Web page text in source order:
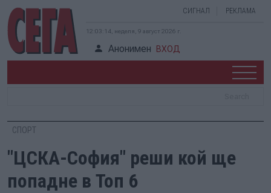
СИГНАЛ РЕКЛАМА
12:03:15, неделя, 9 август 2026 г.
Анонимен ВХОД
СПОРТ
"ЦСКА-София" реши кой ще
попадне в Топ 6